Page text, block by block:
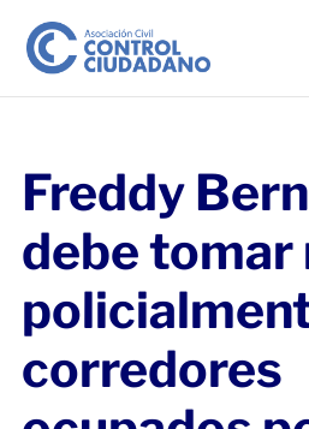
Freddy
debe
corredores